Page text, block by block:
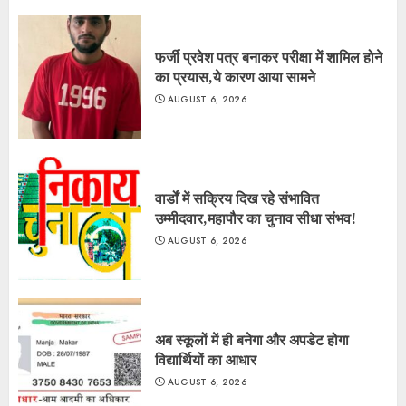
फर्जी प्रवेश पत्र बनाकर परीक्षा में शामिल होने
का प्रयास,ये कारण आया सामने
AUGUST 6, 2026
वार्डों में सक्रिय दिख रहे संभावित
उम्मीदवार,महापौर का चुनाव सीधा संभव!
AUGUST 6, 2026
अब स्कूलों में ही बनेगा और अपडेट होगा
विद्यार्थियों का आधार
AUGUST 6, 2026